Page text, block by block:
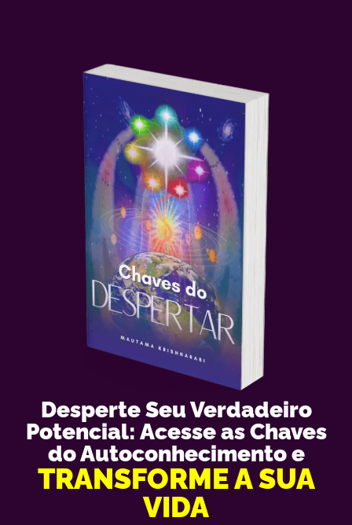
Desperte Seu Verdadeiro
Potencial: Acesse as Chaves
do Autoconhecimento e
TRANSFORME A SUA
VIDA